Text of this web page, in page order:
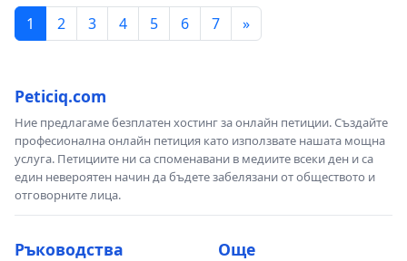
1 2 3 4 5 6 7 »
Peticiq.com
Ние предлагаме безплатен хостинг за онлайн петиции. Създайте
професионална онлайн петиция като използвате нашата мощна
услуга. Петициите ни са споменавани в медиите всеки ден и са
един невероятен начин да бъдете забелязани от обществото и
отговорните лица.
Ръководства Още